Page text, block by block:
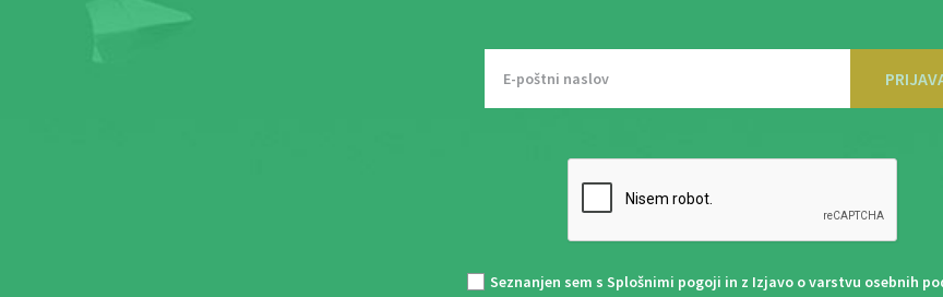
Seznanjen sem s Splošnimi pogoji in z Izjavo o varstvu osebnih